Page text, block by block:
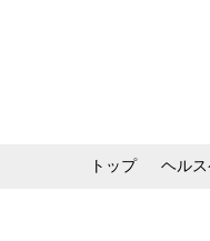
トップ ヘル